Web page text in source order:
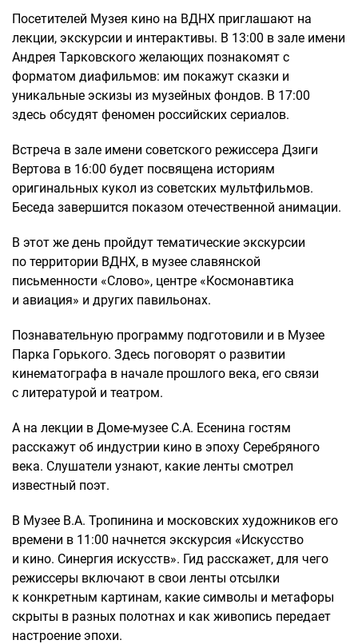
Посетителей Музея кино на ВДНХ приглашают на
лекции, экскурсии и интерактивы. В 13:00 в зале имени
Андрея Тарковского желающих познакомят с
форматом диафильмов: им покажут сказки и
уникальные эскизы из музейных фондов. В 17:00
здесь обсудят феномен российских сериалов.
Встреча в зале имени советского режиссера Дзиги
Вертова в 16:00 будет посвящена историям
оригинальных кукол из советских мультфильмов.
Беседа завершится показом отечественной анимации.
В этот же день пройдут тематические экскурсии
по территории ВДНХ, в музее славянской
письменности «Слово», центре «Космонавтика
и авиация» и других павильонах.
Познавательную программу подготовили и в Музее
Парка Горького. Здесь поговорят о развитии
кинематографа в начале прошлого века, его связи
с литературой и театром.
А на лекции в Доме-музее С.А. Есенина гостям
расскажут об индустрии кино в эпоху Серебряного
века. Слушатели узнают, какие ленты смотрел
известный поэт.
В Музее В.А. Тропинина и московских художников его
времени в 11:00 начнется экскурсия «Искусство
и кино. Синергия искусств». Гид расскажет, для чего
режиссеры включают в свои ленты отсылки
к конкретным картинам, какие символы и метафоры
скрыты в разных полотнах и как живопись передает
настроение эпохи.